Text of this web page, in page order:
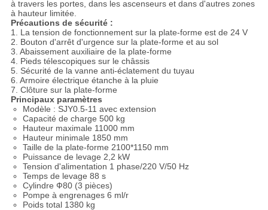
à travers les portes, dans les ascenseurs et dans d'autres zones
à hauteur limitée.
Précautions de sécurité :
1. La tension de fonctionnement sur la plate-forme est de 24 V
2. Bouton d'arrêt d'urgence sur la plate-forme et au sol
3. Abaissement auxiliaire de la plate-forme
4. Pieds télescopiques sur le châssis
5. Sécurité de la vanne anti-éclatement du tuyau
6. Armoire électrique étanche à la pluie
7. Clôture sur la plate-forme
Principaux paramètres
Modèle : SJY0.5-11 avec extension
Capacité de charge 500 kg
Hauteur maximale 11000 mm
Hauteur minimale 1850 mm
Taille de la plate-forme 2100*1150 mm
Puissance de levage 2,2 kW
Tension d'alimentation 1 phase/220 V/50 Hz
Temps de levage 88 s
Cylindre Ф80 (3 pièces)
Pompe à engrenages 6 ml/r
Poids total 1380 kg